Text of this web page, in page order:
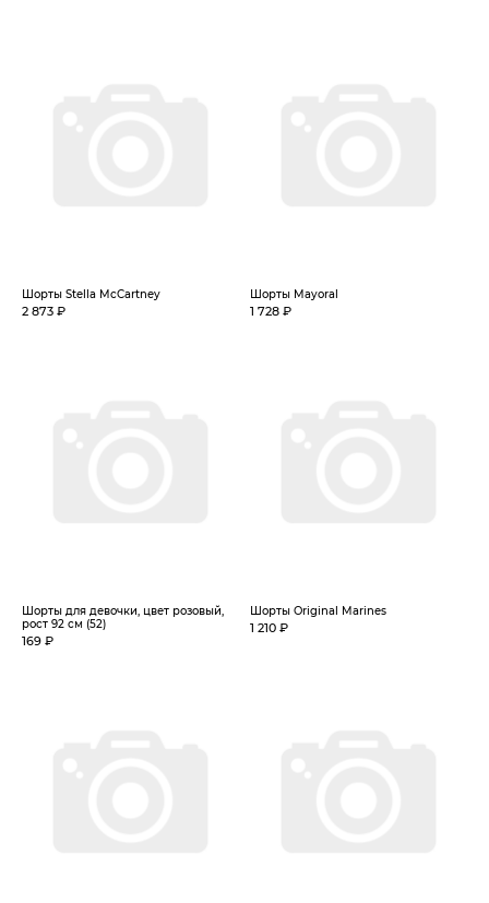
Шорты Stella McCartney
2 873 ₽
Шорты Mayoral
1 728 ₽
Шорты для девочки, цвет розовый,
рост 92 см (52)
169 ₽
Шорты Original Marines
1 210 ₽